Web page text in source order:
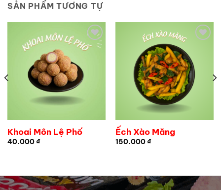
SẢN PHẨM TƯƠNG TỰ
Add to
Khoai Môn Lệ Phố
40.000₫
wishlist
Ếch Xào Măng
150.000₫